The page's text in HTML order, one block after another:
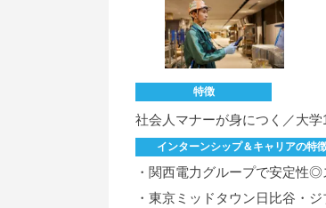
特徴
社会人マナーが身につく／大
インターンシップ＆キャリアの特
・関西電力グループで安定性
・東京ミッドタウン日比谷・